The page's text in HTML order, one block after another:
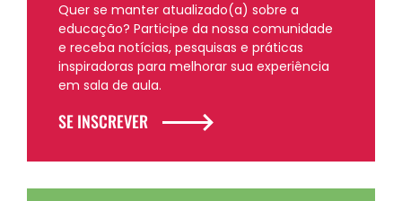
Quer se manter atualizado(a) sobre a
educação? Participe da nossa comunidade
e receba notícias, pesquisas e práticas
inspiradoras para melhorar sua experiência
em sala de aula.
SE INSCREVER